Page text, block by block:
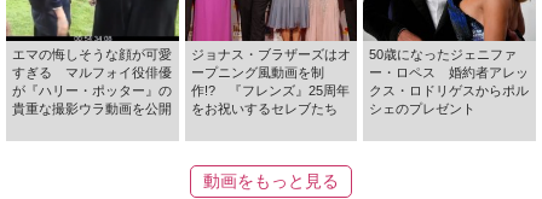
エマの悔しそうな顔が可愛
すぎる マルフォイ役俳優
が『ハリー・ポッター』の
貴重な撮影ウラ動画を公開
ジョナス・ブラザーズはオ
ープニング風動画を制
作!? 『フレンズ』25周年
をお祝いするセレブたち
50歳になったジェニファ
ー・ロペス 婚約者アレッ
クス・ロドリゲスからポル
シェのプレゼント
動画をもっと見る